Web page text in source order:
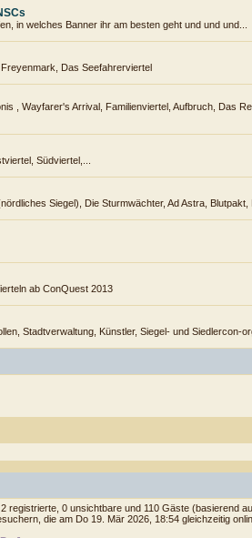
in welches Banner ihr am besten geht und und und...
Das Seefahrerviertel
, Wayfarer's Arrival, Familienviertel, Aufbruch, Das
Südviertel,...
Siegel), Die Sturmwächter, Ad Astra,
ab ConQuest 2013
Stadtverwaltung, Künstler, Siegel- und Siedlercon-
registrierte, 0 unsichtbare und 110 Gäste (basierend
die am Do 19. Mär 2026, 18:54 gleichzeitig